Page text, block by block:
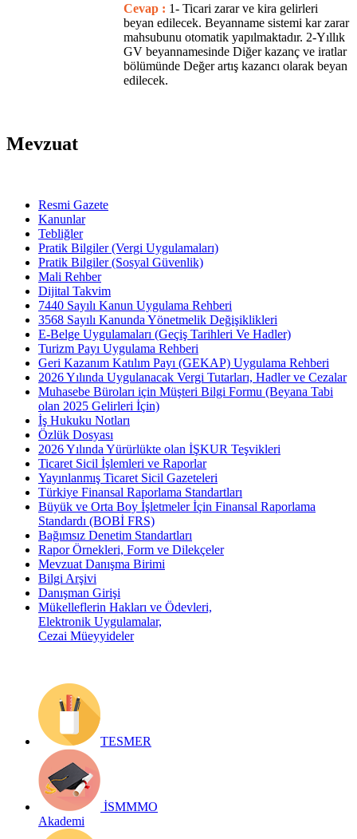
Cevap : 1- Ticari zarar ve kira gelirleri
beyan edilecek. Beyanname sistemi kar zarar
mahsubunu otomatik yapılmaktadır. 2-Yıllık
GV beyannamesinde Diğer kazanç ve iratlar
bölümünde Değer artış kazancı olarak beyan
edilecek.
Mevzuat
Resmi Gazete
Kanunlar
Tebliğler
Pratik Bilgiler (Vergi Uygulamaları)
Pratik Bilgiler (Sosyal Güvenlik)
Mali Rehber
Dijital Takvim
7440 Sayılı Kanun Uygulama Rehberi
3568 Sayılı Kanunda Yönetmelik Değişiklikleri
E-Belge Uygulamaları (Geçiş Tarihleri Ve Hadler)
Turizm Payı Uygulama Rehberi
Geri Kazanım Katılım Payı (GEKAP) Uygulama Rehberi
2026 Yılında Uygulanacak Vergi Tutarları, Hadler ve Cezalar
Muhasebe Büroları için Müşteri Bilgi Formu (Beyana Tabi
olan 2025 Gelirleri İçin)
İş Hukuku Notları
Özlük Dosyası
2026 Yılında Yürürlükte olan İŞKUR Teşvikleri
Ticaret Sicil İşlemleri ve Raporlar
Yayınlanmış Ticaret Sicil Gazeteleri
Türkiye Finansal Raporlama Standartları
Büyük ve Orta Boy İşletmeler İçin Finansal Raporlama
Standardı (BOBİ FRS)
Bağımsız Denetim Standartları
Rapor Örnekleri, Form ve Dilekçeler
Mevzuat Danışma Birimi
Bilgi Arşivi
Danışman Girişi
Mükelleflerin Hakları ve Ödevleri,
Elektronik Uygulamalar,
Cezai Müeyyideler
TESMER
İSMMMO
Akademi